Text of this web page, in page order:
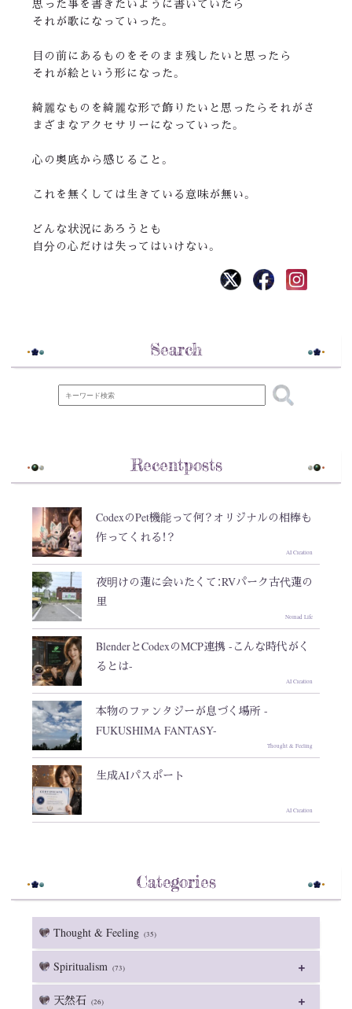
思った事を書きたいように書いていたら
それが歌になっていった。
目の前にあるものをそのまま残したいと思ったら
それが絵という形になった。
綺麗なものを綺麗な形で飾りたいと思ったらそれがさ
まざまなアクセサリーになっていった。
心の奥底から感じること。
これを無くしては生きている意味が無い。
どんな状況にあろうとも
自分の心だけは失ってはいけない。
Search
Recentposts
CodexのPet機能って何？オリジナルの相棒も
作ってくれる！？
AI Creation
夜明けの蓮に会いたくて：RVパーク古代蓮の
里
Nomad Life
BlenderとCodexのMCP連携 -こんな時代がく
るとは-
AI Creation
本物のファンタジーが息づく場所 -
FUKUSHIMA FANTASY-
Thought & Feeling
生成AIパスポート
AI Creation
Categories
Thought & Feeling (35)
Spiritualism (73)
天然石 (26)